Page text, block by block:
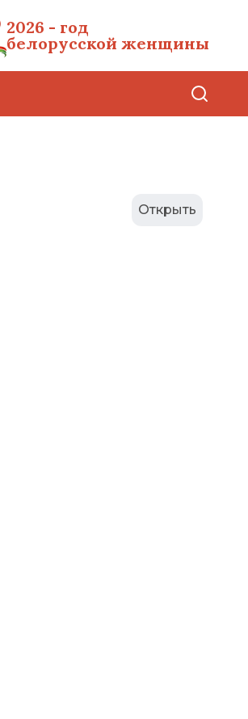
2026 - год
белорусской женщины
Открыть